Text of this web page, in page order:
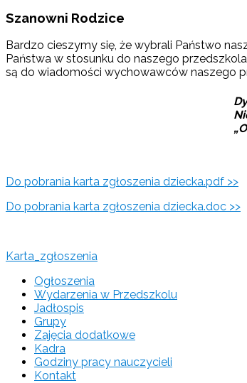
Szanowni Rodzice
Bardzo cieszymy się, że wybrali Państwo
Państwa w stosunku do naszego
są do wiadomości wychowawców naszego
Do pobrania karta zgłoszenia dziecka.pdf >>
Do pobrania karta zgłoszenia dziecka.doc >>
Karta_zgłoszenia
Ogłoszenia
Wydarzenia w Przedszkolu
Jadłospis
Grupy
Zajęcia dodatkowe
Kadra
Godziny pracy nauczycieli
Kontakt